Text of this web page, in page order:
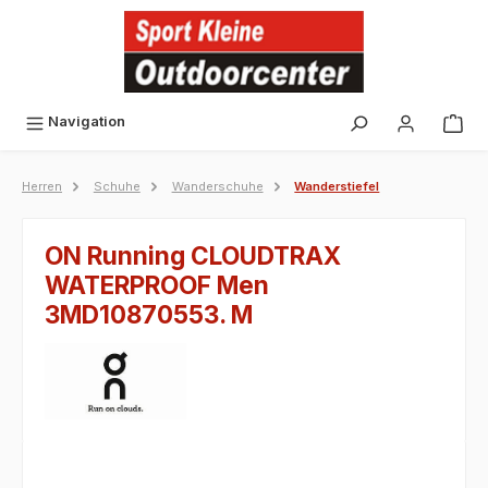
Navigation
Herren Schuhe Wanderschuhe Wanderstiefel
ON Running CLOUDTRAX
WATERPROOF Men
3MD10870553. M